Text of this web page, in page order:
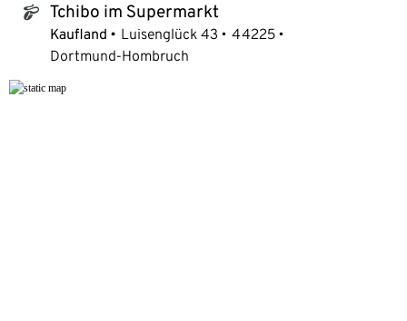
tchibo_logo Tchibo im Supermarkt
Kaufland Luisenglück 43
44225
Dortmund-Hombruch